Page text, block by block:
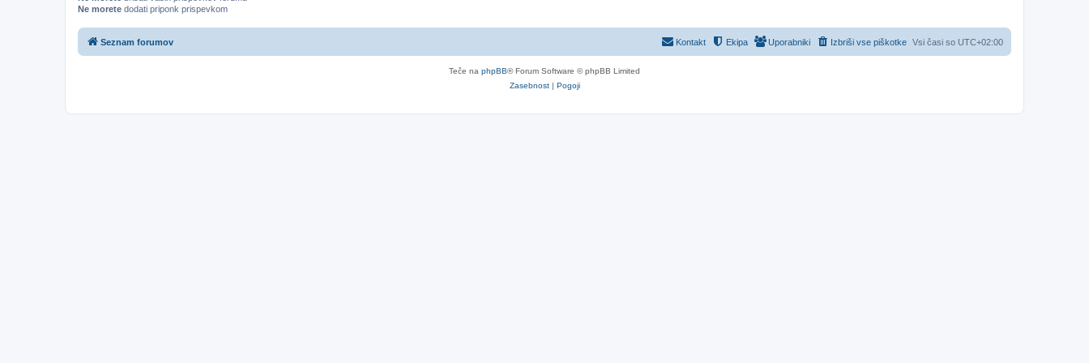
Ne morete dodati priponk prispevkom
Seznam forumov Vsi časi so UTC+02:00
Izbriši vse piškotke
Uporabniki
Ekipa
Kontakt
Teče na phpBB® Forum Software © phpBB Limited
Zasebnost| Pogoji